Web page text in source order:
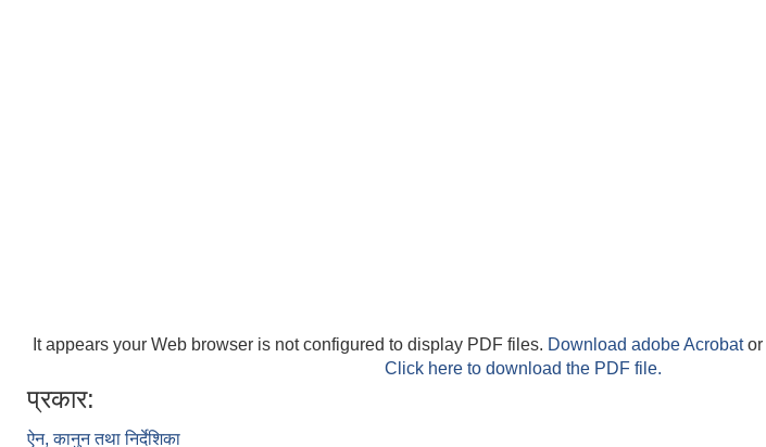
It appears your Web browser is not configured to display PDF files. Download adobe Acrobator
Click here to download the PDF file.
प्रकार:
ऐन, कानुन तथा निर्देशिका